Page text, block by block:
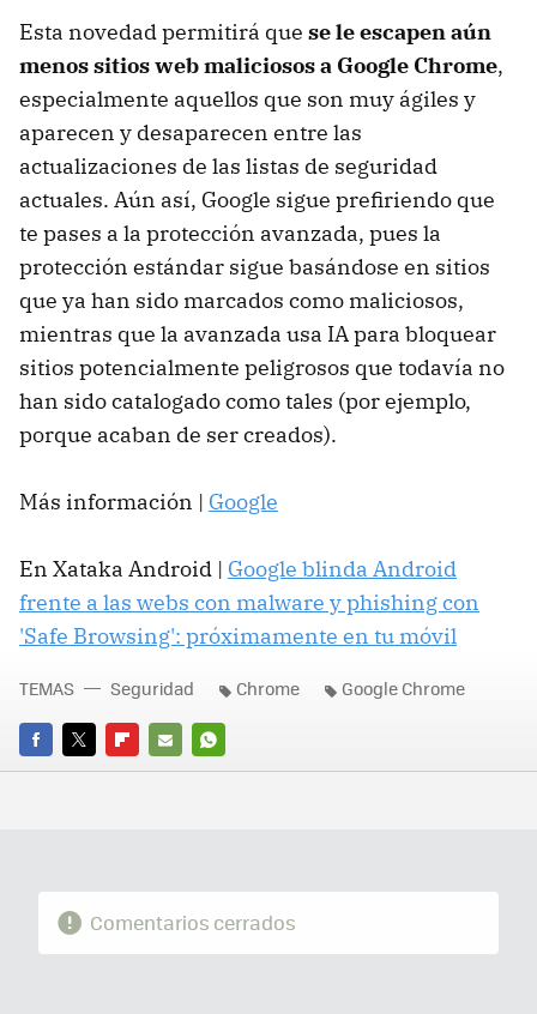
Esta novedad permitirá que se le escapen aún
menos sitios web maliciosos a Google Chrome,
especialmente aquellos que son muy ágiles y
aparecen y desaparecen entre las
actualizaciones de las listas de seguridad
actuales. Aún así, Google sigue prefiriendo que
te pases a la protección avanzada, pues la
protección estándar sigue basándose en sitios
que ya han sido marcados como maliciosos,
mientras que la avanzada usa IA para bloquear
sitios potencialmente peligrosos que todavía no
han sido catalogado como tales (por ejemplo,
porque acaban de ser creados).
Más información | Google
En Xataka Android | Google blinda Android
frente a las webs con malware y phishing con
'Safe Browsing': próximamente en tu móvil
FACEBOOK
TWITTERFLIPBOARD
E-
WHATSAPP
TEMAS Seguridad Chrome Google Chrome
Comentarios cerrados